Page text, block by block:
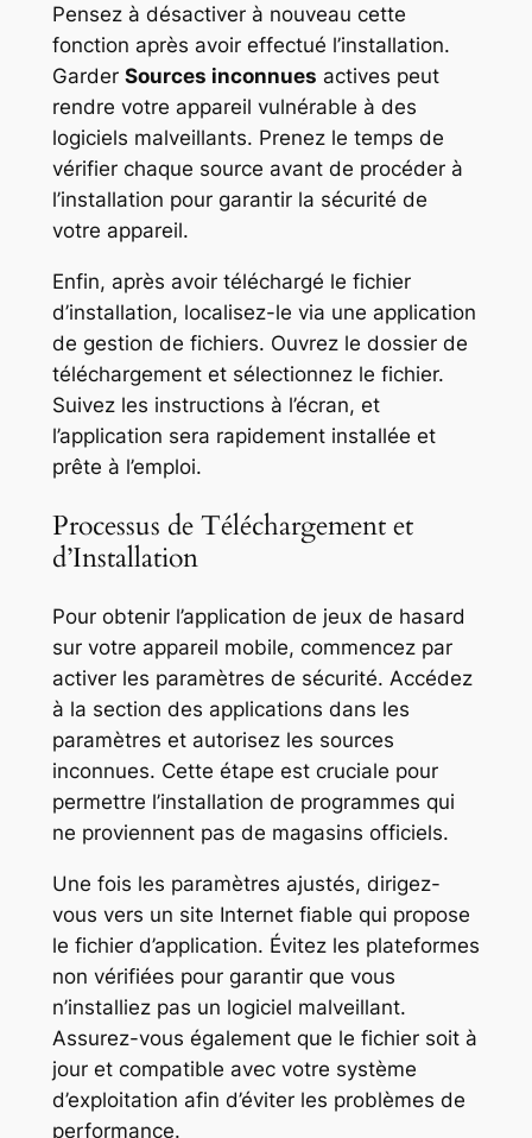
Pensez à désactiver à nouveau cette
fonction après avoir effectué l’installation.
Garder Sources inconnues actives peut
rendre votre appareil vulnérable à des
logiciels malveillants. Prenez le temps de
vérifier chaque source avant de procéder à
l’installation pour garantir la sécurité de
votre appareil.
Enfin, après avoir téléchargé le fichier
d’installation, localisez-le via une application
de gestion de fichiers. Ouvrez le dossier de
téléchargement et sélectionnez le fichier.
Suivez les instructions à l’écran, et
l’application sera rapidement installée et
prête à l’emploi.
Processus de Téléchargement et
d’Installation
Pour obtenir l’application de jeux de hasard
sur votre appareil mobile, commencez par
activer les paramètres de sécurité. Accédez
à la section des applications dans les
paramètres et autorisez les sources
inconnues. Cette étape est cruciale pour
permettre l’installation de programmes qui
ne proviennent pas de magasins officiels.
Une fois les paramètres ajustés, dirigez-
vous vers un site Internet fiable qui propose
le fichier d’application. Évitez les plateformes
non vérifiées pour garantir que vous
n’installiez pas un logiciel malveillant.
Assurez-vous également que le fichier soit à
jour et compatible avec votre système
d’exploitation afin d’éviter les problèmes de
performance.